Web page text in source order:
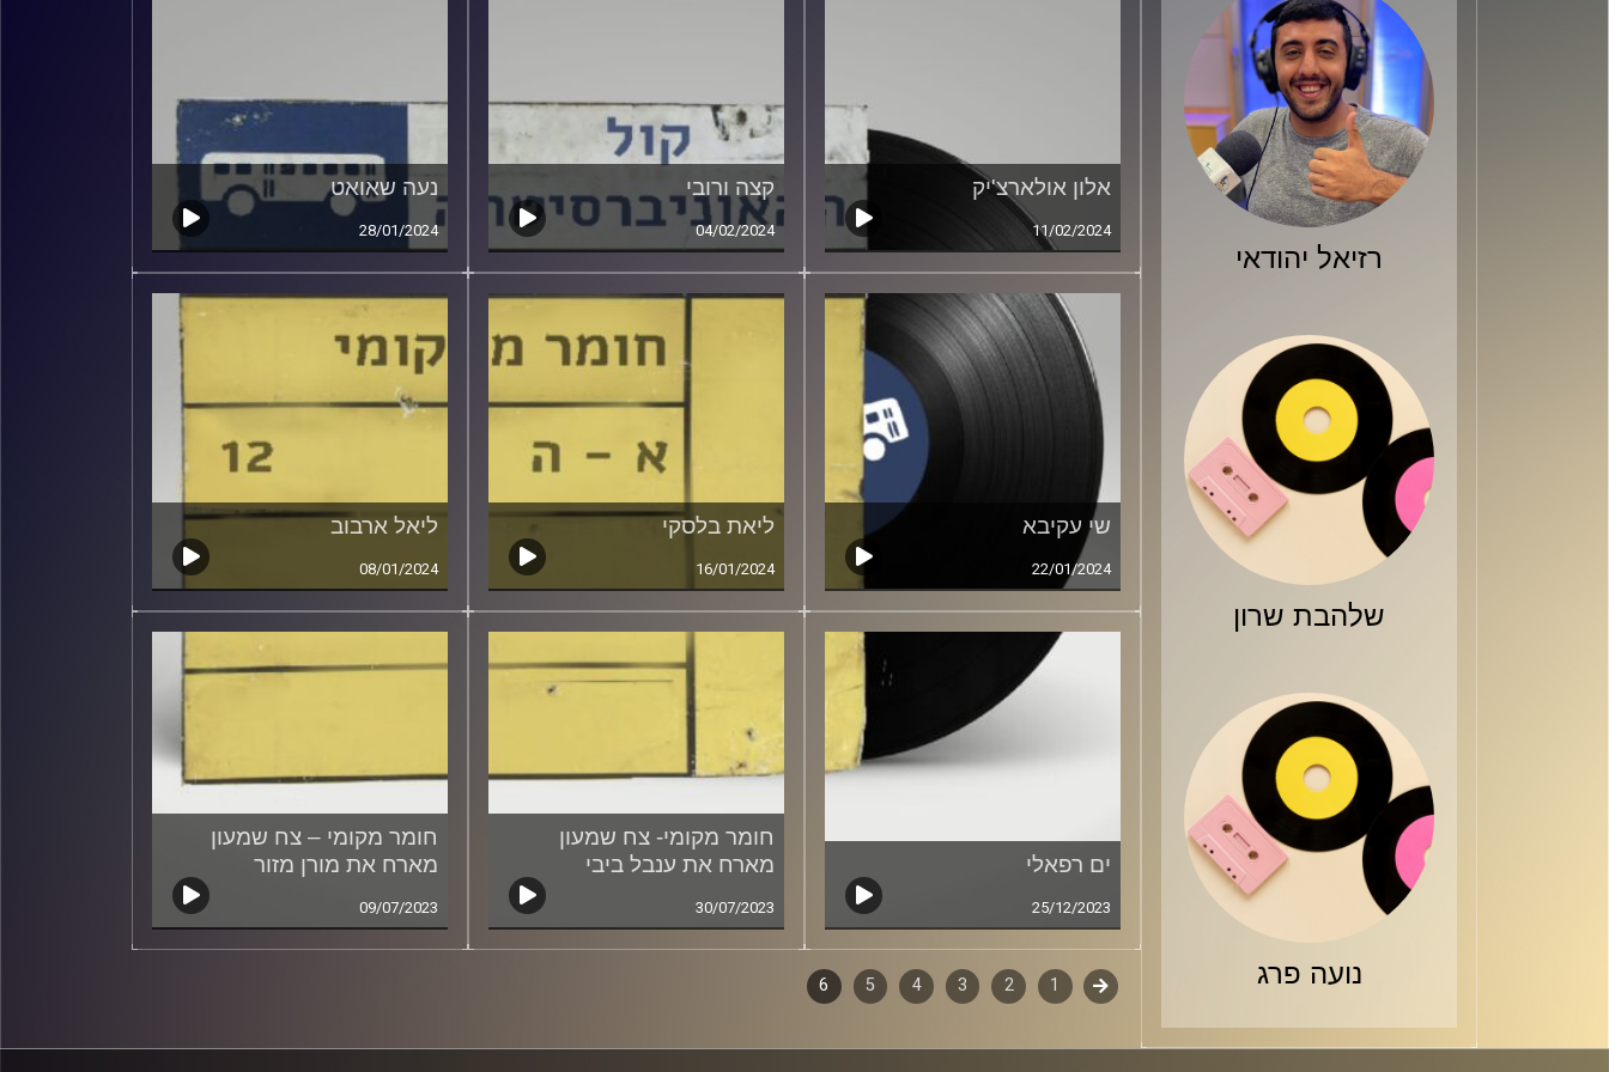
רזיאל יהודאי
שלהבת שרון
נועה פרג
אלון אולארצ'יק
11/02/2024
קצה ורובי
04/02/2024
נעה שאואט
28/01/2024
שי עקיבא
22/01/2024
ליאת בלסקי
16/01/2024
ליאל ארבוב
08/01/2024
ים רפאלי
25/12/2023
חומר מקומי- צח שמעון
מארח את ענבל ביבי
30/07/2023
חומר מקומי – צח שמעון
מארח את מורן מזור
09/07/2023
סגירה
דפדוף
קודם 1
2
3
4
5
6